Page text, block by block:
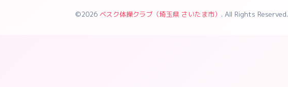
©2026 ベスク体操クラブ（埼玉県 さいたま市） . All Rights Reserved.